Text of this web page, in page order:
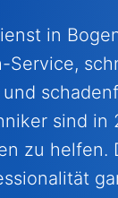
in
Service,
sind in
zu helfen.